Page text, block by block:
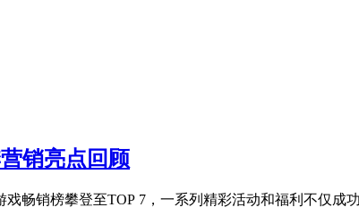
销亮点回顾
畅销榜攀登至TOP 7，一系列精彩活动和福利不仅